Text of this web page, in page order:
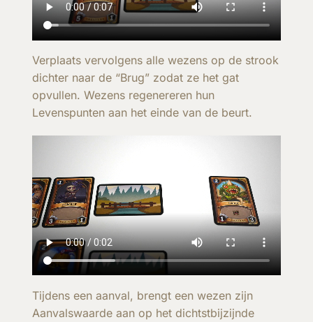
Verplaats vervolgens alle wezens op de strook
dichter naar de “Brug” zodat ze het gat
opvullen. Wezens regenereren hun
Levenspunten aan het einde van de beurt.
Tijdens een aanval, brengt een wezen zijn
Aanvalswaarde aan op het dichtstbijzijnde